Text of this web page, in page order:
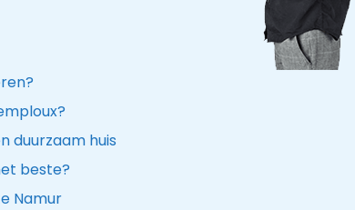
duurzaam huis
beste?
Namur